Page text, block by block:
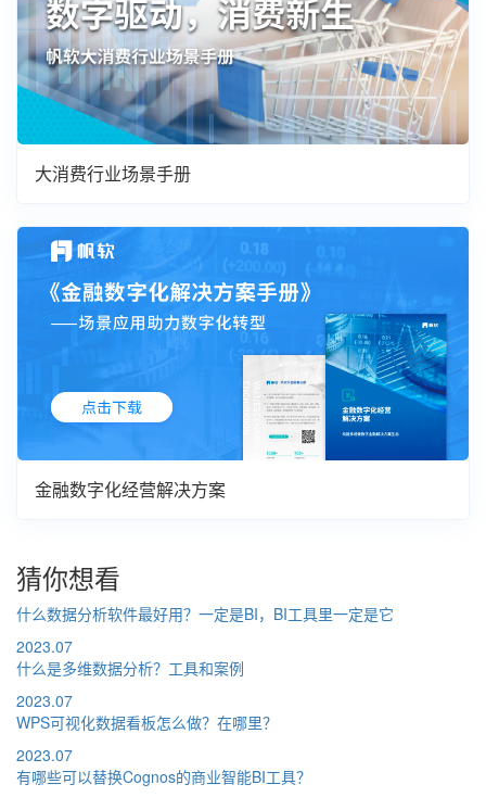
大消费行业场景手册
金融数字化经营解决方案
猜你想看
什么数据分析软件最好用？一定是BI，BI工具里一定是它
2023.07
什么是多维数据分析？工具和案例
2023.07
WPS可视化数据看板怎么做？在哪里？
2023.07
有哪些可以替换Cognos的商业智能BI工具？